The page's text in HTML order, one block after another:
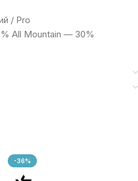
/ Pro
All Mountain — 30%
-36%